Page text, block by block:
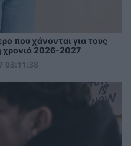
που χάνονται για τους
χρονιά 2026-2027
03:11:38